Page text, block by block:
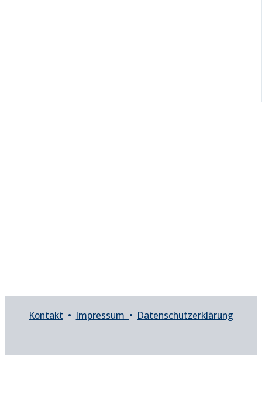
Kontakt • Impressum • Datenschutzerklärung